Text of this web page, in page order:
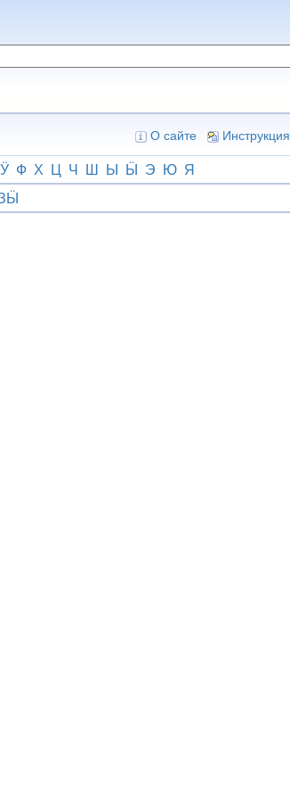
О сайте Инструкция
Ӱ Ф Х Ц Ч Ш Ы Ӹ Э Ю Я